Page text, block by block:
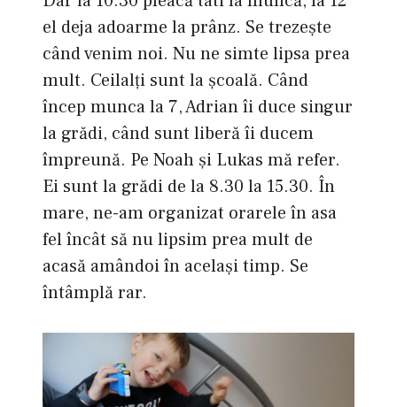
el deja adoarme la prânz. Se trezește
când venim noi. Nu ne simte lipsa prea
mult. Ceilalți sunt la școală. Când
încep munca la 7, Adrian îi duce singur
la grădi, când sunt liberă îi ducem
împreună. Pe Noah și Lukas mă refer.
Ei sunt la grădi de la 8.30 la 15.30. În
mare, ne-am organizat orarele în asa
fel încât să nu lipsim prea mult de
acasă amândoi în același timp. Se
întâmplă rar.